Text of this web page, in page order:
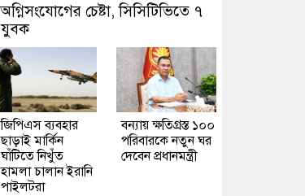
অগ্নিসংযোগের চেষ্টা, সিসিটিভিতে ৭
যুবক
জিপিএস ব্যবহার
ছাড়াই মার্কিন
ঘাঁটিতে নিখুঁত
হামলা চালান ইরানি
পাইলটরা
বন্যায় ক্ষতিগ্রস্ত ১০০
পরিবারকে নতুন ঘর
দেবেন প্রধানমন্ত্রী